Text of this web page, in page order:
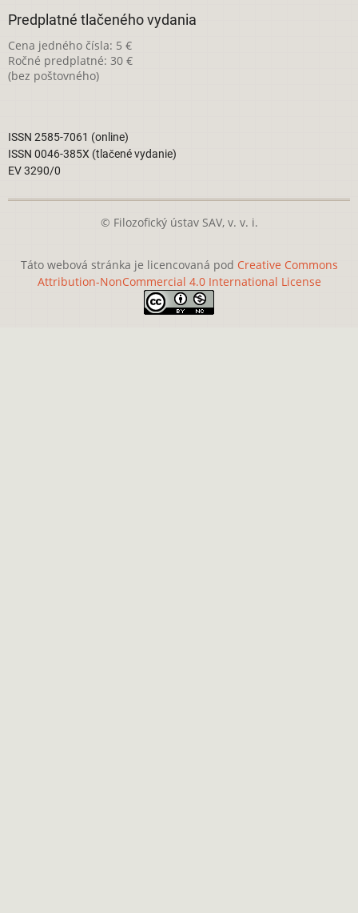
Predplatné tlačeného vydania
Cena jedného čísla: 5 €
Ročné predplatné: 30 €
(bez poštovného)
ISSN 2585-7061 (online)
ISSN 0046-385X (tlačené vydanie)
EV 3290/0
© Filozofický ústav SAV, v. v. i.
Táto webová stránka je licencovaná pod Creative Commons
Attribution-NonCommercial 4.0 International License